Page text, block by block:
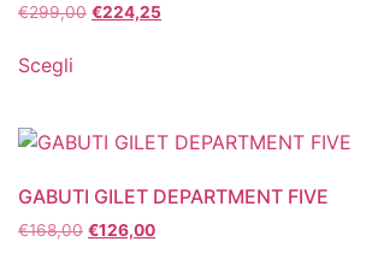
€299,00 €224,25
Scegli
GABUTI GILET DEPARTMENT FIVE
€168,00 €126,00